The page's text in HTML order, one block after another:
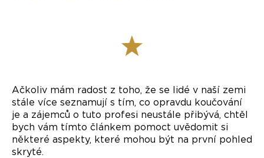
Ačkoliv mám radost z toho, že se lidé v naší zemi
stále více seznamují s tím, co opravdu koučování
je a zájemců o tuto profesi neustále přibývá, chtěl
bych vám tímto článkem pomoct uvědomit si
některé aspekty, které mohou být na první pohled
skryté.